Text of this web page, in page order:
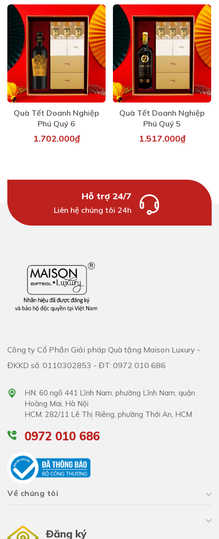
Quà Tết Doanh Nghiệp
Phú Quý 6
1.702.000₫
Quà Tết Doanh Nghiệp
Phú Quý 5
1.517.000₫
Hỗ trợ 24/7
Liên hệ chúng tôi 24h
Công ty Cổ Phần Giải pháp Quà tặng Maison Luxury -
ĐKKD số: 0110302853 - ĐT: 0972 010 686
HN: 60 ngõ 441 Lĩnh Nam, phường Lĩnh Nam, quận
Hoàng Mai, Hà Nội
HCM: 282/11 Lê Thị Riêng, phường Thới An, HCM
0972 010 686
Về chúng tôi
Đăng ký